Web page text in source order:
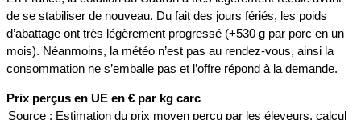
de se stabiliser de nouveau. Du fait des jours fériés, les poids
d’abattage ont très légèrement progressé (+530 g par porc en un
mois). Néanmoins, la météo n’est pas au rendez-vous, ainsi la
consommation ne s’emballe pas et l’offre répond à la demande.
Prix perçus en UE en € par kg carc
Source : Estimation du prix moyen perçu par les éleveurs, calcul